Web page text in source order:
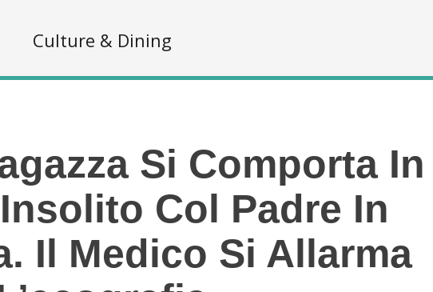
Culture & Dining
Si Comporta In
Col Padre In
Il Medico Si Allarma